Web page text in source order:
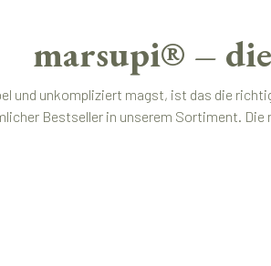
marsupi® –
und unkompliziert magst, ist das die
Bestseller in unserem Sortiment.